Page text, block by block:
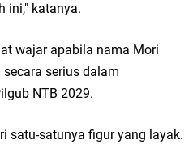
ini," katanya.
wajar apabila nama Mori
serius dalam
NTB 2029.
satu-satunya figur yang layak.